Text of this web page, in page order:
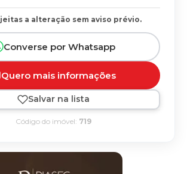
a alteração sem aviso prévio.
Converse por Whatsapp
Quero mais informações
Salvar na lista
Código do imóvel: 719